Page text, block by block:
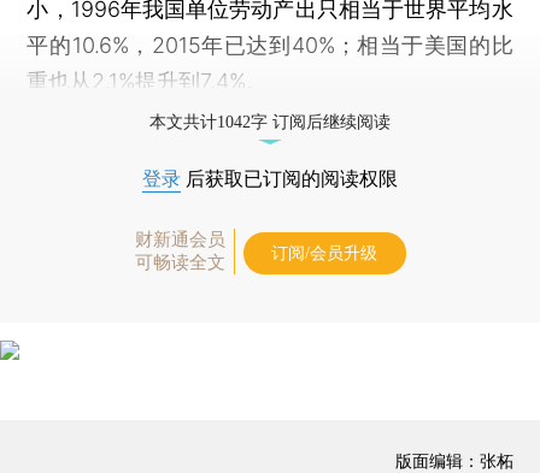
小，1996年我国单位劳动产出只相当于世界平均水
平的10.6%，2015年已达到40%；相当于美国的比
重也从2.1%提升到7.4%。
本文共计1042字 订阅后继续阅读
登录 后获取已订阅的阅读权限
财新通会员
可畅读全文
订阅/会员升级
版面编辑：张柘